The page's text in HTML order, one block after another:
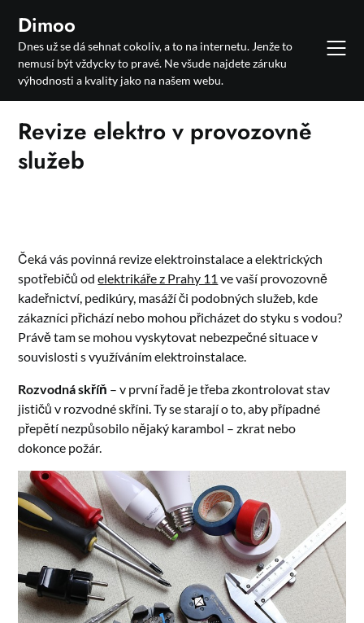
content
Dimoo
Dnes už se dá sehnat cokoliv, a to na internetu. Jenže to
nemusí být vždycky to pravé. Ne všude najdete záruku
výhodnosti a kvality jako na našem webu.
Revize elektro v provozovně
služeb
Čeká vás povinná revize elektroinstalace a elektrických
spotřebičů odelektrikáře z Prahy 11 ve vaší provozovně
kadeřnictví, pedikúry, masáží či podobných služeb, kde
zákazníci přichází nebo mohou přicházet do styku s vodou?
Právě tam se mohou vyskytovat nebezpečné situace v
souvislosti s využíváním elektroinstalace.
Rozvodná skříň – v první řadě je třeba zkontrolovat stav
jističů v rozvodné skříni. Ty se starají o to, aby případné
přepětí nezpůsobilo nějaký karambol – zkrat nebo
dokonce požár.